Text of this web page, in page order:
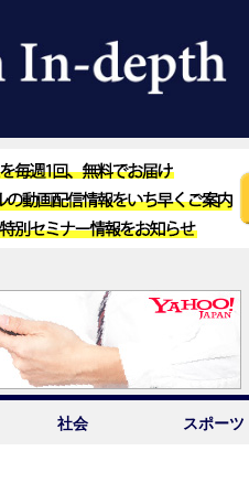
社会 スポーツ